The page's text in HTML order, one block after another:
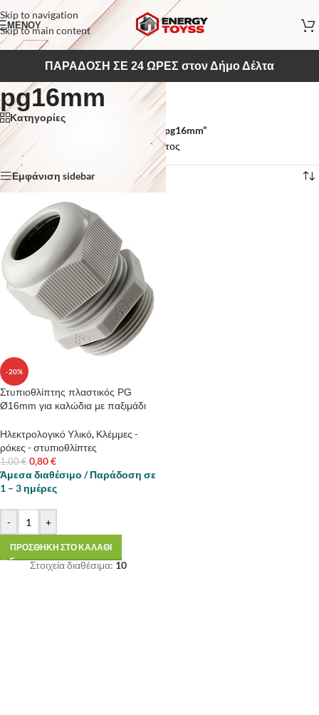
Skip to navigation
Skip to main content
ΜΕΝΟΥ
ΠΑΡΑΔΟΣΗ ΣΕ 24 ΩΡΕΣ στον Δήμο Δέλτα
pg16mm
Κατηγορίες
Αρχική σελίδα
Προϊόντα με ετικέτα “pg16mm”
Εμφάνιση του μοναδικού αποτελέσματος
Εμφάνιση sidebar
-20%
Στυπιοθλίπτης πλαστικός PG
Ø16mm για καλώδια με παξιμάδι
Ηλεκτρολογικό Υλικό, Κλέμμες -
ρόκες - στυπιοθλίπτες
1,00€ 0,80€
Άμεσα διαθέσιμο / Παράδοση σε
1 – 3 ημέρες
- +
ΠΡΟΣΘΗΚΗ ΣΤΟ ΚΑΛΑΘΙ
Στοιχεία διαθέσιμα: 10